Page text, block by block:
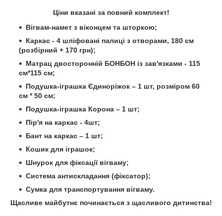
Ціни вказані за повний комплект!
Вігвам-намет з віконцем та шторкою;
Каркас - 4 шліфовані палиці з отворами, 180 см
(розбірний + 170 грн);
Матрац двосторонній БОНБОН із зав'язками - 115
см*115 см;
Подушка-іграшка Єдиноріжок – 1 шт, розміром 60
см * 50 см;
Подушка-іграшка Корона – 1 шт;
Пір'я на каркас - 4шт;
Бант на каркас – 1 шт;
Кошик для іграшок;
Шнурок для фіксації вігваму;
Система антискладання (фіксатор);
Сумка для транспортування вігваму.
Щасливе майбутнє починається з щасливого дитинства!